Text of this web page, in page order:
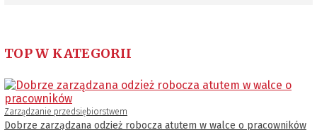
TOP W KATEGORII
Zarządzanie przedsiębiorstwem
Dobrze zarządzana odzież robocza atutem w walce o pracowników